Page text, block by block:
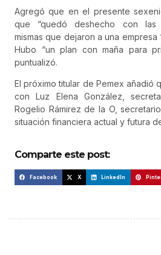
Agregó que en el presente
que “quedó deshecho con las
mismas que dejaron a una empresa
Hubo “un plan con maña para
puntualizó.
El próximo titular de Pemex añadió
con Luz Elena González,
Rogelio Rámirez de la O,
situación financiera actual y futura
Comparte este post:
Facebook X LinkedIn